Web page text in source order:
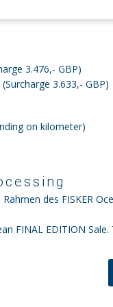
3.476,- GBP)
3.633,- GBP)
on kilometer)
des FISKER
FINAL EDITION